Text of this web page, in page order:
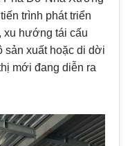
trình phát triển
xu hướng tái cấu
sản xuất hoặc di dời
mới đang diễn ra